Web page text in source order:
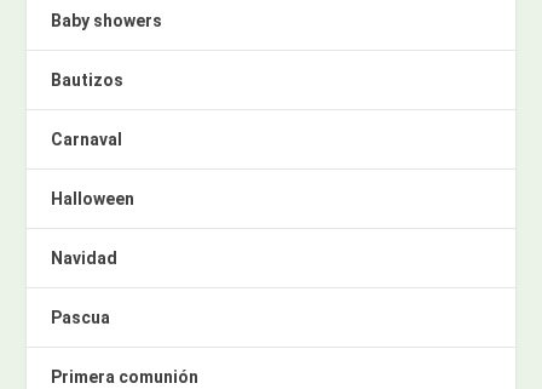
Baby showers
Bautizos
Carnaval
Halloween
Navidad
Pascua
Primera comunión